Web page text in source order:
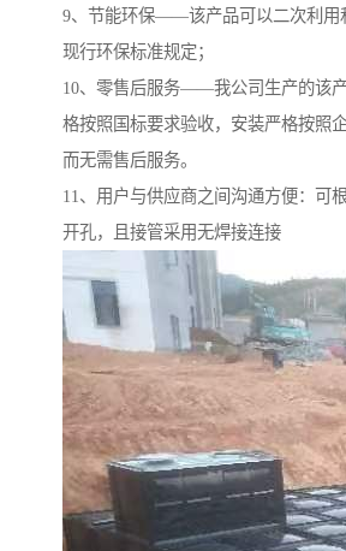
9、节能环保——该产品可以二次利用
现行环保标准规定；
10、零售后服务——我公司生产的该
格按照国标要求验收，安装严格按照
而无需售后服务。
11、用户与供应商之间沟通方便：可
开孔，且接管采用无焊接连接